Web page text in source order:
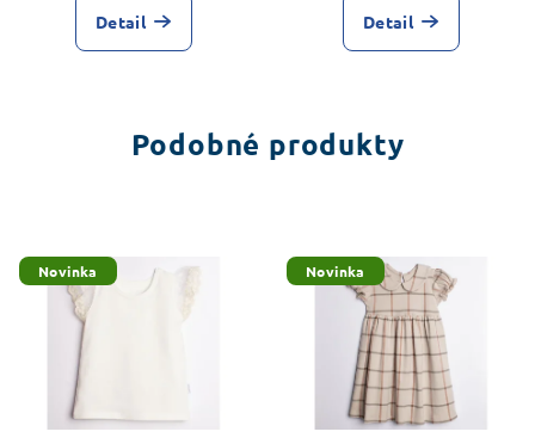
Detail Detail
Podobné produkty
Novinka Novinka